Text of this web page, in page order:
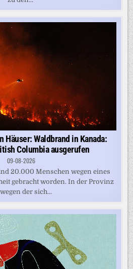
Häuser: Waldbrand in Kanada:
Columbia ausgerufen
09-08-2026
20.000 Menschen wegen eines
gebracht worden. In der Provinz
der sich...